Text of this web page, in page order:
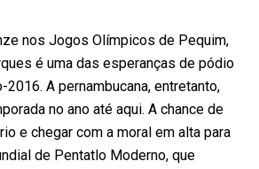
nos Jogos Olímpicos de Pequim,
é uma das esperanças de pódio
2016. A pernambucana, entretanto,
no ano até aqui. A chance de
e chegar com a moral em alta para
de Pentatlo Moderno, que